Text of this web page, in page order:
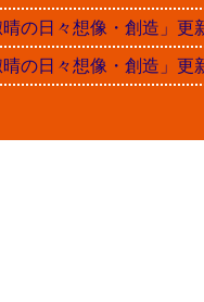
日々想像・創造」更
日々想像・創造」更